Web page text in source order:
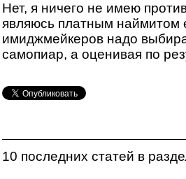
Нет, я ничего не имею
являюсь платным наймитом
имиджмейкеров надо
самопиар, а оценивая по
10 последних статей в